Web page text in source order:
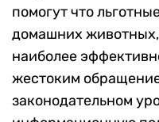
помогут что
домашних животных,
наиболее
жестоким
законодательном